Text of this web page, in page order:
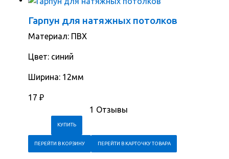
Гарпун для натяжных потолков
Материал: ПВХ
Цвет: синий
Ширина: 12мм
17 ₽
1 Отзывы
ПЕРЕЙТИ В КОРЗИНУ ПЕРЕЙТИ В КАРТОЧКУ ТОВАРА